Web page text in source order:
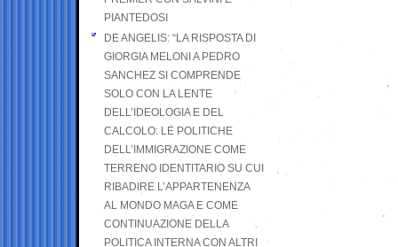
PIANTEDOSI
DE ANGELIS: “LA RISPOSTA DI
GIORGIA MELONI A PEDRO
SANCHEZ SI COMPRENDE
SOLO CON LA LENTE
DELL’IDEOLOGIA E DEL
CALCOLO: LE POLITICHE
DELL’IMMIGRAZIONE COME
TERRENO IDENTITARIO SU CUI
RIBADIRE L’APPARTENENZA
AL MONDO MAGA E COME
CONTINUAZIONE DELLA
POLITICA INTERNA CON ALTRI